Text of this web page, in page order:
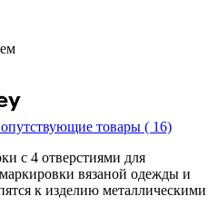
товары ( 16)
с 4 отверстиями для
вязаной одежды и
к изделию металлическими